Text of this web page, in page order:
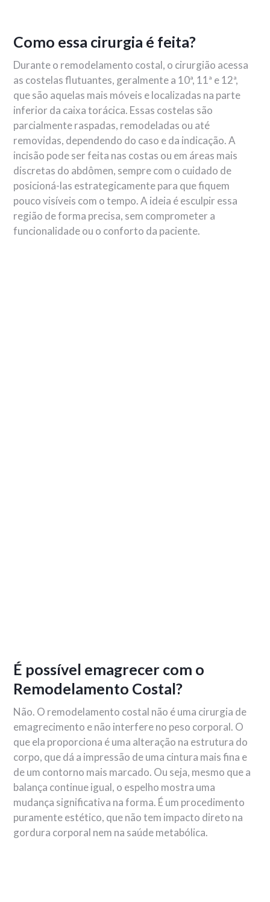
Como essa cirurgia é feita?
Durante o remodelamento costal, o cirurgião acessa
as costelas flutuantes, geralmente a 10ª, 11ª e 12ª,
que são aquelas mais móveis e localizadas na parte
inferior da caixa torácica. Essas costelas são
parcialmente raspadas, remodeladas ou até
removidas, dependendo do caso e da indicação. A
incisão pode ser feita nas costas ou em áreas mais
discretas do abdômen, sempre com o cuidado de
posicioná-las estrategicamente para que fiquem
pouco visíveis com o tempo. A ideia é esculpir essa
região de forma precisa, sem comprometer a
funcionalidade ou o conforto da paciente.
É possível emagrecer com o
Remodelamento Costal?
Não. O remodelamento costal não é uma cirurgia de
emagrecimento e não interfere no peso corporal. O
que ela proporciona é uma alteração na estrutura do
corpo, que dá a impressão de uma cintura mais fina e
de um contorno mais marcado. Ou seja, mesmo que a
balança continue igual, o espelho mostra uma
mudança significativa na forma. É um procedimento
puramente estético, que não tem impacto direto na
gordura corporal nem na saúde metabólica.